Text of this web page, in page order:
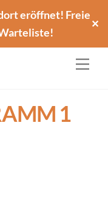
eröffnet! Freie
✕
1